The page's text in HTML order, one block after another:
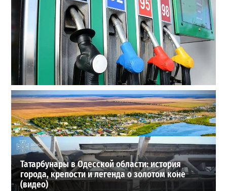
Неприятный сюрприз для водителей Одессы: на АЗС
снова взлетели цены
2
2026-07-28
ВИБОР РЕДАКЦИИ
Татарбунары в Одесской области: история
города, крепости и легенда о золотом коне
(видео)